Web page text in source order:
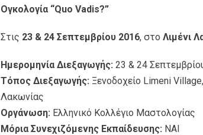
Ογκολογία “Quo Vadis?”
Στις 23 & 24 Σεπτεμβρίου 2016, στο Λιμένι
Hμερομηνία Διεξαγωγής: 23 & 24
Τόπος Διεξαγωγής: Ξενοδοχείο Limeni
Λακωνίας
Οργάνωση: Ελληνικό Κολλέγιο Μαστολογίας
Μόρια Συνεχιζόμενης Εκπαίδευσης: ΝΑΙ